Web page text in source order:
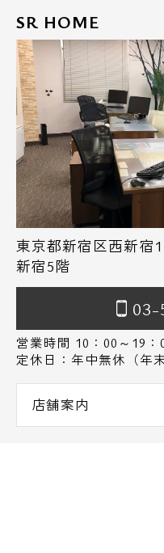
SR HOME
東京都新宿区西新宿
新宿5階
03-
営業時間 10：00～19：
定休日：年中無休（年
店舗案内